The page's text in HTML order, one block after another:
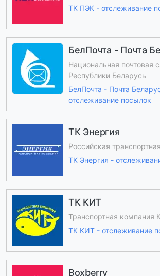
ТК ПЭК - отслеживание
БелПочта - Почта
Национальная почтовая
Республики Беларусь
БелПочта - Почта
отслеживание посылок
ТК Энергия
Российская
ТК Энергия -
ТК КИТ
Транспортная компания
ТК КИТ - отслеживание
Boxberry